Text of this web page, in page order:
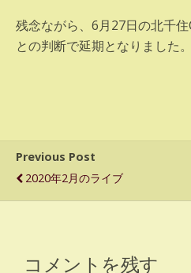
残念ながら、6月27日の北千
との判断で延期となりました。
Previous Post
2020年2月のライブ
コメントを残す